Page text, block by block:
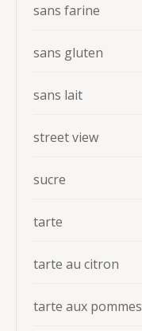
sans farine
sans gluten
sans lait
street view
sucre
tarte
tarte au citron
tarte aux pommes